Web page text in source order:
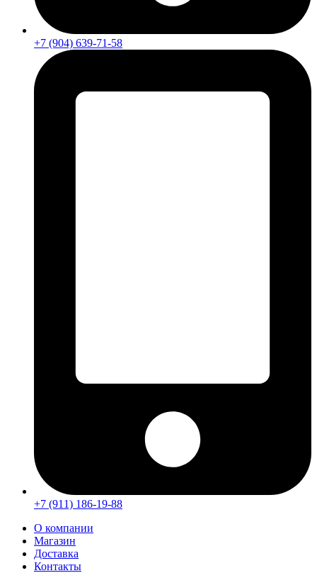
+7 (904) 639-71-58
+7 (911) 186-19-88
О компании
Магазин
Доставка
Контакты